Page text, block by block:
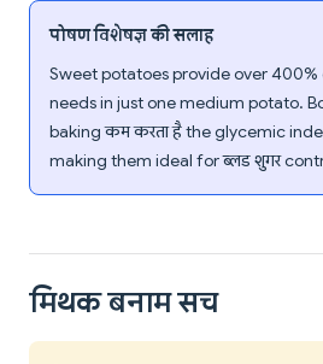
पोषण विशेषज्ञ की सलाह
Sweet potatoes provide over 400%
needs in just one medium potato.
baking कम करता है the glycemic
making them ideal for ब्लड शुगर
मिथक बनाम सच